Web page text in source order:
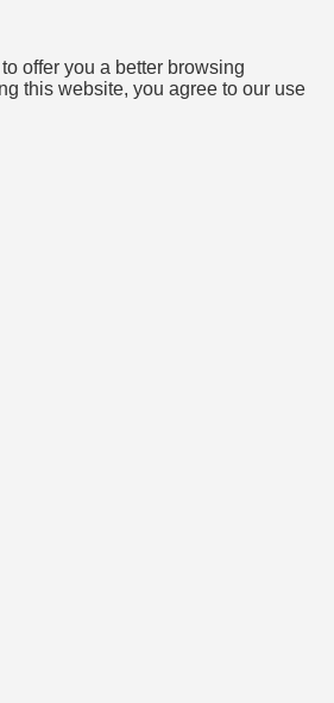
offer you a better browsing
this website, you agree to our use